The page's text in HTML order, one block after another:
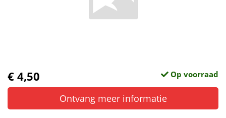
€ 4,50 Op voorraad
Ontvang meer informatie